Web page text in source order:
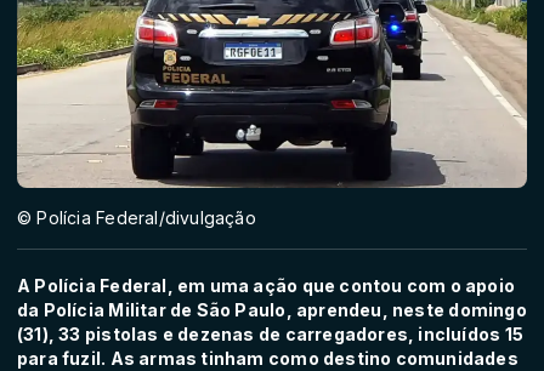
© Polícia Federal/divulgação
A Polícia Federal, em uma ação que contou com o apoio
da Polícia Militar de São Paulo, aprendeu, neste domingo
(31), 33 pistolas e dezenas de carregadores, incluídos 15
para fuzil. As armas tinham como destino comunidades